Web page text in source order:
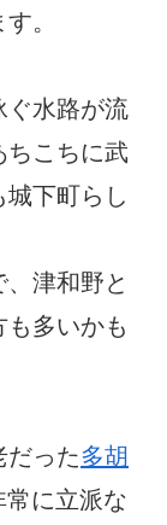
。
水路が流
こちに武
下町らし
津和野と
多いかも
った多胡
に立派な